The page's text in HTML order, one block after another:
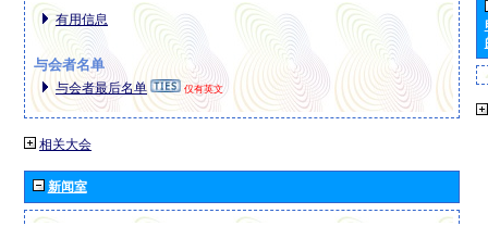
有用信息
与会者名单
与会者最后名单 仅有英文
相关大会
新闻室